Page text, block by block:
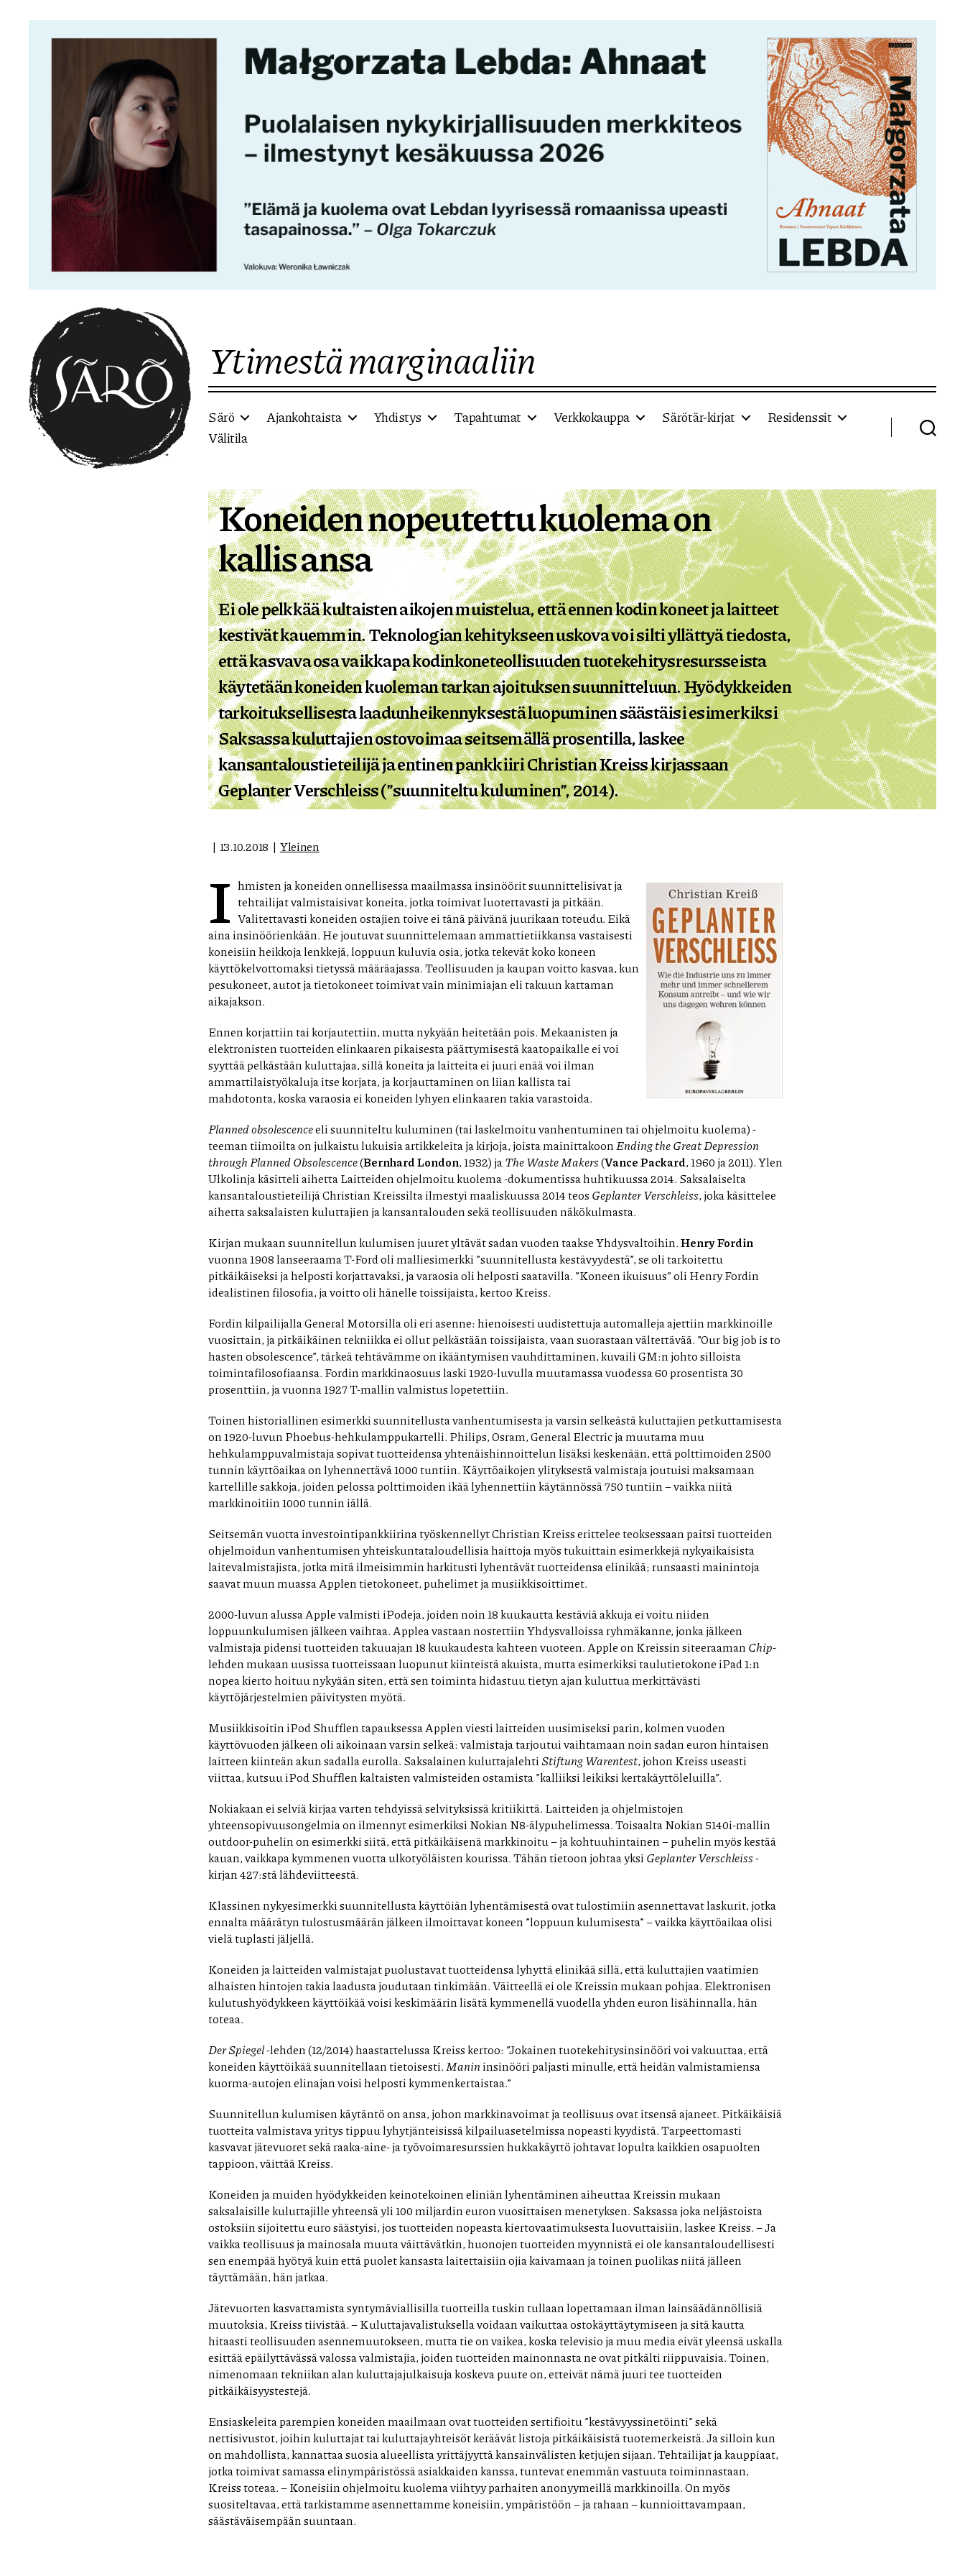
Ytimestä marginaaliin
Särö Ajankohtaista Yhdistys Tapahtumat Verkkokauppa Särötär-kirjat
Residenssit
Välitila
Haku
Koneiden nopeutettu kuolema on
kallis ansa
Ei ole pelkkää kultaisten aikojen muistelua, että ennen kodin koneet ja laitteet
kestivät kauemmin. Teknologian kehitykseen uskova voi silti yllättyä tiedosta,
että kasvava osa vaikkapa kodinkoneteollisuuden tuotekehitysresursseista
käytetään koneiden kuoleman tarkan ajoituksen suunnitteluun. Hyödykkeiden
tarkoituksellisesta laadunheikennyksestä luopuminen säästäisi esimerkiksi
Saksassa kuluttajien ostovoimaa seitsemällä prosentilla, laskee
kansantaloustieteilijä ja entinen pankkiiri Christian Kreiss kirjassaan
Geplanter Verschleiss (”suunniteltu kuluminen”, 2014).
13.10.2018 Yleinen
I hmisten ja koneiden onnellisessa maailmassa insinöörit suunnittelisivat ja
tehtailijat valmistaisivat koneita, jotka toimivat luotettavasti ja pitkään.
Valitettavasti koneiden ostajien toive ei tänä päivänä juurikaan toteudu. Eikä
aina insinöörienkään. He joutuvat suunnittelemaan ammattietiikkansa vastaisesti
koneisiin heikkoja lenkkejä, loppuun kuluvia osia, jotka tekevät koko koneen
käyttökelvottomaksi tietyssä määräajassa. Teollisuuden ja kaupan voitto kasvaa, kun
pesukoneet, autot ja tietokoneet toimivat vain minimiajan eli takuun kattaman
aikajakson.
Ennen korjattiin tai korjautettiin, mutta nykyään heitetään pois. Mekaanisten ja
elektronisten tuotteiden elinkaaren pikaisesta päättymisestä kaatopaikalle ei voi
syyttää pelkästään kuluttajaa, sillä koneita ja laitteita ei juuri enää voi ilman
ammattilaistyökaluja itse korjata, ja korjauttaminen on liian kallista tai
mahdotonta, koska varaosia ei koneiden lyhyen elinkaaren takia varastoida.
Planned obsolescenceeli suunniteltu kuluminen (tai laskelmoitu vanhentuminen tai ohjelmoitu kuolema) -
teeman tiimoilta on julkaistu lukuisia artikkeleita ja kirjoja, joista mainittakoon Ending the Great Depression
through Planned Obsolescence(Bernhard London, 1932) ja The Waste Makers(Vance Packard, 1960 ja 2011). Ylen
Ulkolinja käsitteli aihetta Laitteiden ohjelmoitu kuolema -dokumentissa huhtikuussa 2014. Saksalaiselta
kansantaloustieteilijä Christian Kreissilta ilmestyi maaliskuussa 2014 teos Geplanter Verschleiss, joka käsittelee
aihetta saksalaisten kuluttajien ja kansantalouden sekä teollisuuden näkökulmasta.
Kirjan mukaan suunnitellun kulumisen juuret yltävät sadan vuoden taakse Yhdysvaltoihin.Henry Fordin
vuonna 1908 lanseeraama T-Ford oli malliesimerkki ”suunnitellusta kestävyydestä”, se oli tarkoitettu
pitkäikäiseksi ja helposti korjattavaksi, ja varaosia oli helposti saatavilla. ”Koneen ikuisuus” oli Henry Fordin
idealistinen filosofia, ja voitto oli hänelle toissijaista, kertoo Kreiss.
Fordin kilpailijalla General Motorsilla oli eri asenne: hienoisesti uudistettuja automalleja ajettiin markkinoille
vuosittain, ja pitkäikäinen tekniikka ei ollut pelkästään toissijaista, vaan suorastaan vältettävää. ”Our big job is to
hasten obsolescence”, tärkeä tehtävämme on ikääntymisen vauhdittaminen, kuvaili GM:n johto silloista
toimintafilosofiaansa. Fordin markkinaosuus laski 1920-luvulla muutamassa vuodessa 60 prosentista 30
prosenttiin, ja vuonna 1927 T-mallin valmistus lopetettiin.
Toinen historiallinen esimerkki suunnitellusta vanhentumisesta ja varsin selkeästä kuluttajien petkuttamisesta
on 1920-luvun Phoebus-hehkulamppukartelli. Philips, Osram, General Electric ja muutama muu
hehkulamppuvalmistaja sopivat tuotteidensa yhtenäishinnoittelun lisäksi keskenään, että polttimoiden 2500
tunnin käyttöaikaa on lyhennettävä 1000 tuntiin. Käyttöaikojen ylityksestä valmistaja joutuisi maksamaan
kartellille sakkoja, joiden pelossa polttimoiden ikää lyhennettiin käytännössä 750 tuntiin – vaikka niitä
markkinoitiin 1000 tunnin iällä.
Seitsemän vuotta investointipankkiirina työskennellyt Christian Kreiss erittelee teoksessaan paitsi tuotteiden
ohjelmoidun vanhentumisen yhteiskuntataloudellisia haittoja myös tukuittain esimerkkejä nykyaikaisista
laitevalmistajista, jotka mitä ilmeisimmin harkitusti lyhentävät tuotteidensa elinikää; runsaasti mainintoja
saavat muun muassa Applen tietokoneet, puhelimet ja musiikkisoittimet.
2000-luvun alussa Apple valmisti iPodeja, joiden noin 18 kuukautta kestäviä akkuja ei voitu niiden
loppuunkulumisen jälkeen vaihtaa. Applea vastaan nostettiin Yhdysvalloissa ryhmäkanne, jonka jälkeen
valmistaja pidensi tuotteiden takuuajan 18 kuukaudesta kahteen vuoteen. Apple on Kreissin siteeraaman Chip-
lehden mukaan uusissa tuotteissaan luopunut kiinteistä akuista, mutta esimerkiksi taulutietokone iPad 1:n
nopea kierto hoituu nykyään siten, että sen toiminta hidastuu tietyn ajan kuluttua merkittävästi
käyttöjärjestelmien päivitysten myötä.
Musiikkisoitin iPod Shufflen tapauksessa Applen viesti laitteiden uusimiseksi parin, kolmen vuoden
käyttövuoden jälkeen oli aikoinaan varsin selkeä: valmistaja tarjoutui vaihtamaan noin sadan euron hintaisen
laitteen kiinteän akun sadalla eurolla. Saksalainen kuluttajalehti Stiftung Warentest, johon Kreiss useasti
viittaa, kutsuu iPod Shufflen kaltaisten valmisteiden ostamista ”kalliiksi leikiksi kertakäyttöleluilla”.
Nokiakaan ei selviä kirjaa varten tehdyissä selvityksissä kritiikittä. Laitteiden ja ohjelmistojen
yhteensopivuusongelmia on ilmennyt esimerkiksi Nokian N8-älypuhelimessa. Toisaalta Nokian 5140i-mallin
outdoor-puhelin on esimerkki siitä, että pitkäikäisenä markkinoitu – ja kohtuuhintainen – puhelin myös kestää
kauan, vaikkapa kymmenen vuotta ulkotyöläisten kourissa. Tähän tietoon johtaa yksi Geplanter Verschleiss-
kirjan 427:stä lähdeviitteestä.
Klassinen nykyesimerkki suunnitellusta käyttöiän lyhentämisestä ovat tulostimiin asennettavat laskurit, jotka
ennalta määrätyn tulostusmäärän jälkeen ilmoittavat koneen ”loppuun kulumisesta” – vaikka käyttöaikaa olisi
vielä tuplasti jäljellä.
Koneiden ja laitteiden valmistajat puolustavat tuotteidensa lyhyttä elinikää sillä, että kuluttajien vaatimien
alhaisten hintojen takia laadusta joudutaan tinkimään. Väitteellä ei ole Kreissin mukaan pohjaa. Elektronisen
kulutushyödykkeen käyttöikää voisi keskimäärin lisätä kymmenellä vuodella yhden euron lisähinnalla, hän
toteaa.
Der Spiegel-lehden (12/2014) haastattelussa Kreiss kertoo: ”Jokainen tuotekehitysinsinööri voi vakuuttaa, että
koneiden käyttöikää suunnitellaan tietoisesti. Manin insinööri paljasti minulle, että heidän valmistamiensa
kuorma-autojen elinajan voisi helposti kymmenkertaistaa.”
Suunnitellun kulumisen käytäntö on ansa, johon markkinavoimat ja teollisuus ovat itsensä ajaneet. Pitkäikäisiä
tuotteita valmistava yritys tippuu lyhytjänteisissä kilpailuasetelmissa nopeasti kyydistä. Tarpeettomasti
kasvavat jätevuoret sekä raaka-aine- ja työvoimaresurssien hukkakäyttö johtavat lopulta kaikkien osapuolten
tappioon, väittää Kreiss.
Koneiden ja muiden hyödykkeiden keinotekoinen eliniän lyhentäminen aiheuttaa Kreissin mukaan
saksalaisille kuluttajille yhteensä yli 100 miljardin euron vuosittaisen menetyksen. Saksassa joka neljästoista
ostoksiin sijoitettu euro säästyisi, jos tuotteiden nopeasta kiertovaatimuksesta luovuttaisiin, laskee Kreiss. – Ja
vaikka teollisuus ja mainosala muuta väittävätkin, huonojen tuotteiden myynnistä ei ole kansantaloudellisesti
sen enempää hyötyä kuin että puolet kansasta laitettaisiin ojia kaivamaan ja toinen puolikas niitä jälleen
täyttämään, hän jatkaa.
Jätevuorten kasvattamista syntymäviallisilla tuotteilla tuskin tullaan lopettamaan ilman lainsäädännöllisiä
muutoksia, Kreiss tiivistää. – Kuluttajavalistuksella voidaan vaikuttaa ostokäyttäytymiseen ja sitä kautta
hitaasti teollisuuden asennemuutokseen, mutta tie on vaikea, koska televisio ja muu media eivät yleensä uskalla
esittää epäilyttävässä valossa valmistajia, joiden tuotteiden mainonnasta ne ovat pitkälti riippuvaisia. Toinen,
nimenomaan tekniikan alan kuluttajajulkaisuja koskeva puute on, etteivät nämä juuri tee tuotteiden
pitkäikäisyystestejä.
Ensiaskeleita parempien koneiden maailmaan ovat tuotteiden sertifioitu ”kestävyyssinetöinti” sekä
nettisivustot, joihin kuluttajat tai kuluttajayhteisöt keräävät listoja pitkäikäisistä tuotemerkeistä. Ja silloin kun
on mahdollista, kannattaa suosia alueellista yrittäjyyttä kansainvälisten ketjujen sijaan. Tehtailijat ja kauppiaat,
jotka toimivat samassa elinympäristössä asiakkaiden kanssa, tuntevat enemmän vastuuta toiminnastaan,
Kreiss toteaa. – Koneisiin ohjelmoitu kuolema viihtyy parhaiten anonyymeillä markkinoilla. On myös
suositeltavaa, että tarkistamme asennettamme koneisiin, ympäristöön – ja rahaan – kunnioittavampaan,
säästäväisempään suuntaan.